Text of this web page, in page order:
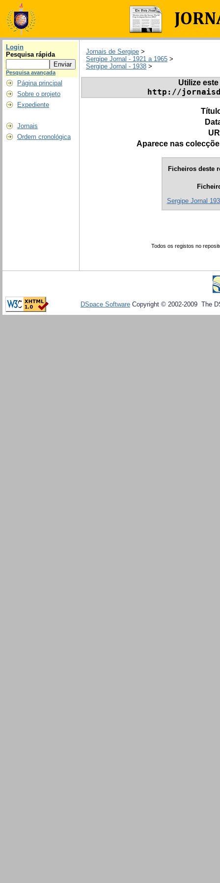
Login
Pesquisa rápida
Pesquisa avançada
Página principal
Sobre o projeto
Expediente
Jornais
Ordem cronológica
Jornais de Sergipe >
Sergipe Jornal - 1921 a 1965 >
Sergipe Jornal - 1938 >
Utilize
http://
Aparece nas
Ficheiros deste
Sergipe Jornal
Todos os registos no
DSpace Software Copyright © 2002-2009 The